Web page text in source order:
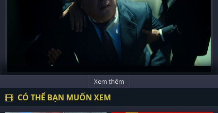
Xem thêm
CÓ THỂ BẠN MUỐN XEM